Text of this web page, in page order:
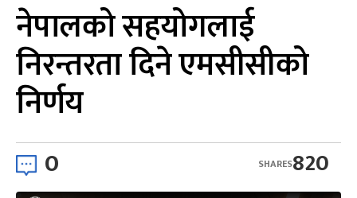
नेपालको सहयोगलाई
निरन्तरता दिने एमसीसीको
निर्णय
0 820
SHARES